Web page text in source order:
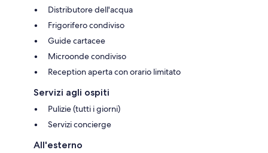
Distributore dell'acqua
Frigorifero condiviso
Guide cartacee
Microonde condiviso
Reception aperta con orario limitato
Servizi agli ospiti
Pulizie (tutti i giorni)
Servizi concierge
All'esterno